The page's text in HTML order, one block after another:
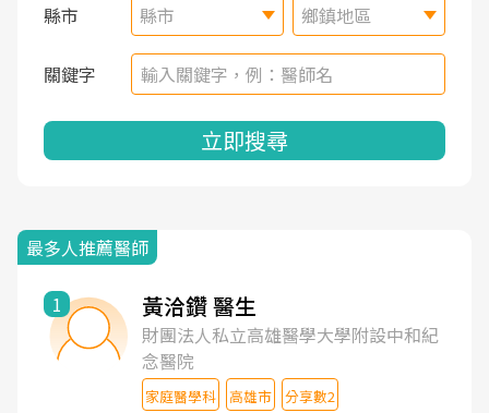
縣市 縣市 鄉鎮地區
關鍵字
立即搜尋
最多人推薦醫師
1 黃洽鑽 醫生
財團法人私立高雄醫學大學附設中和紀
念醫院
家庭醫學科 高雄市 分享數2